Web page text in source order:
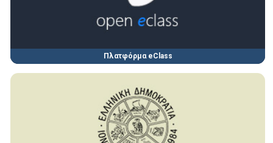
Πλατφόρμα eClass